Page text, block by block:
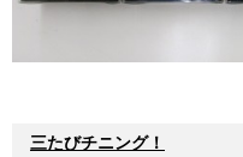
三たびチニング！